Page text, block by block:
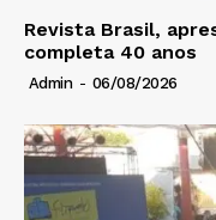
Revista Brasil,
completa 40 anos
Admin - 06/08/2026